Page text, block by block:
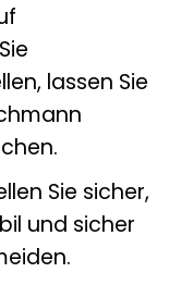
lassen Sie
Sie sicher,
und sicher